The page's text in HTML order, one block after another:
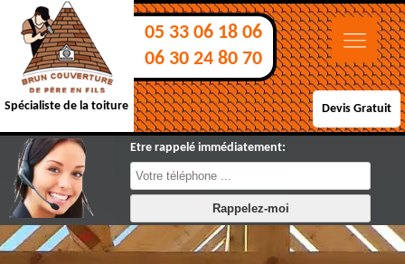
Spécialiste de la toiture
05 33 06 18 06
06 30 24 80 70
Devis Gratuit
Etre rappelé immédiatement: